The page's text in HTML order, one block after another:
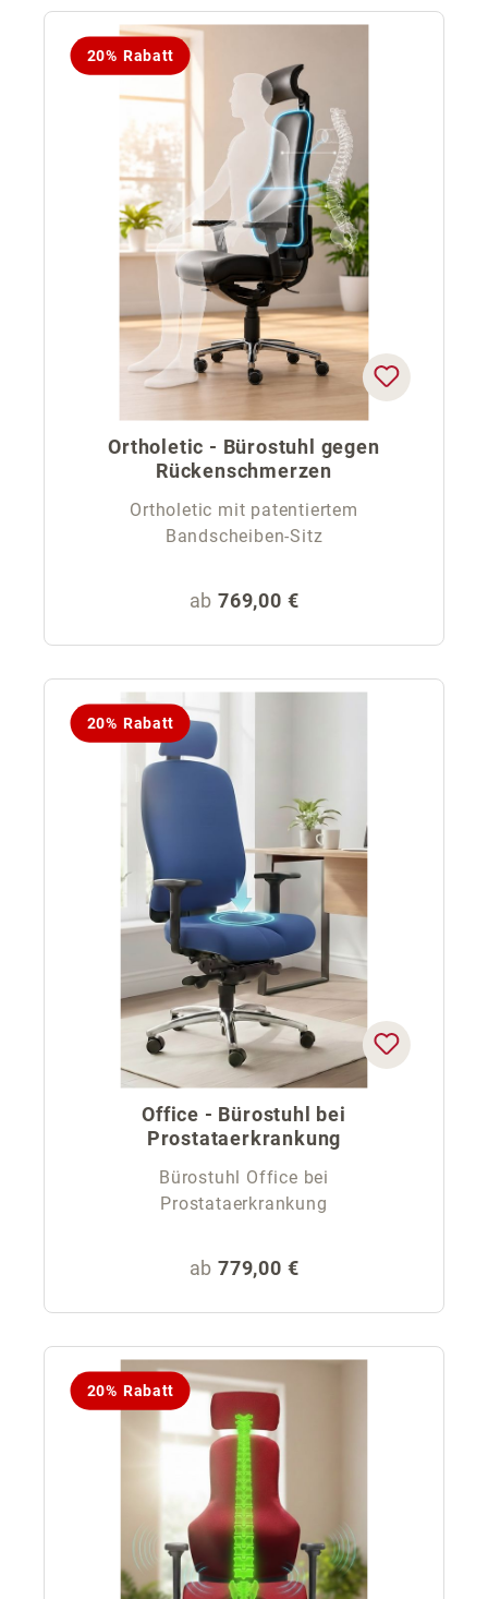
20% Rabatt
Ortholetic - Bürostuhl gegen
Rückenschmerzen
Ortholetic mit patentiertem
Bandscheiben-Sitz
Regulärer Preis:
ab 769,00 €
20% Rabatt
Office - Bürostuhl bei
Prostataerkrankung
Bürostuhl Office bei
Prostataerkrankung
Regulärer Preis:
ab 779,00 €
20% Rabatt